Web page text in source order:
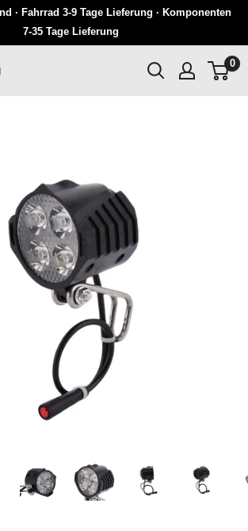
· Fahrrad 3-9 Tage Lieferung · Komponenten
7-35 Tage Lieferung
0